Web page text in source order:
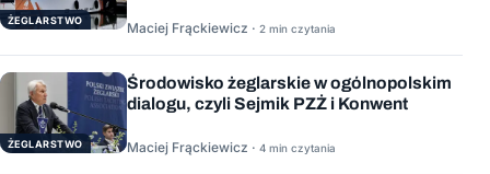
ŻEGLARSTWO Maciej Frąckiewicz · 2 min czytania
ŻEGLARSTWO
Środowisko żeglarskie w ogólnopolskim
dialogu, czyli Sejmik PZŻ i Konwent
Maciej Frąckiewicz · 4 min czytania